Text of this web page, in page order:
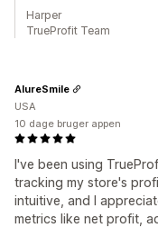
Harper
TrueProfit Team
I've been using
tracking my store's
intuitive, and I
metrics like net profit,
AlureSmile
USA
10 dage bruger appen